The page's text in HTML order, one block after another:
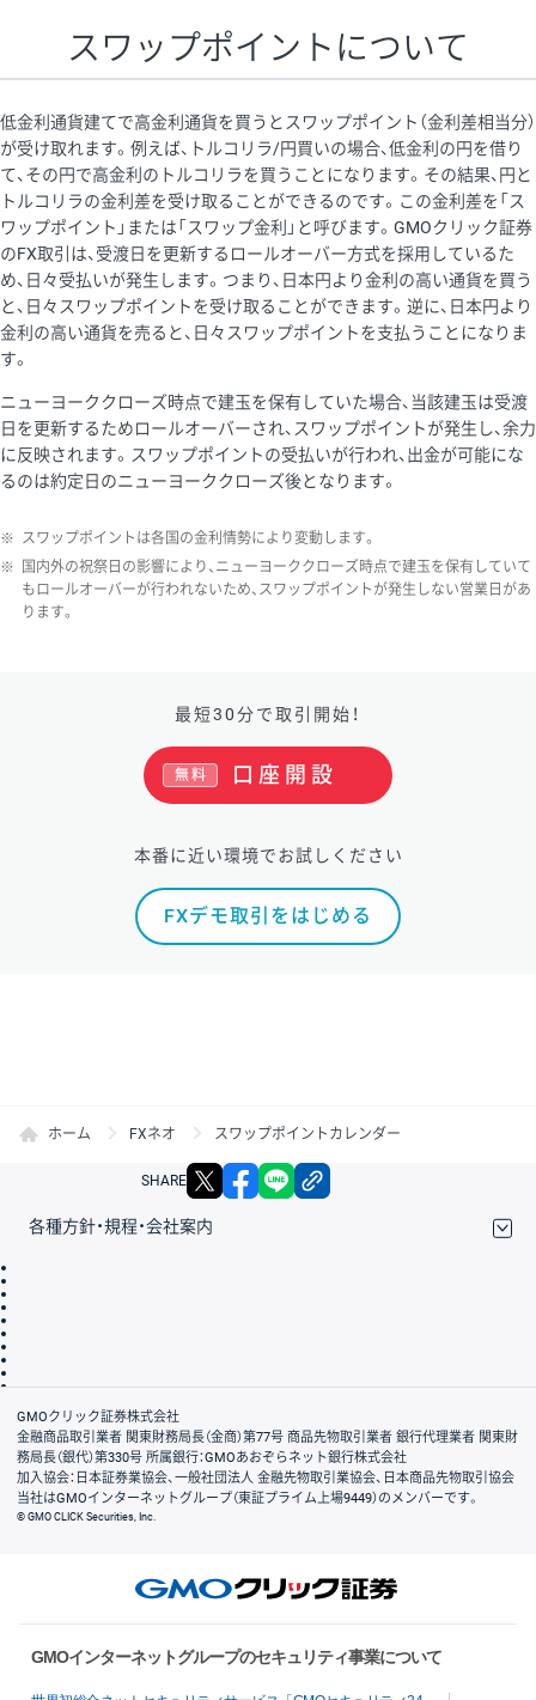
スワップポイントについて
低金利通貨建てで高金利通貨を買うとスワップポイント（金利差相当分）
が受け取れます。例えば、トルコリラ/円買いの場合、低金利の円を借り
て、その円で高金利のトルコリラを買うことになります。その結果、円と
トルコリラの金利差を受け取ることができるのです。この金利差を「ス
ワップポイント」または「スワップ金利」と呼びます。GMOクリック証券
のFX取引は、受渡日を更新するロールオーバー方式を採用しているた
め、日々受払いが発生します。つまり、日本円より金利の高い通貨を買う
と、日々スワップポイントを受け取ることができます。逆に、日本円より
金利の高い通貨を売ると、日々スワップポイントを支払うことになりま
す。
ニューヨーククローズ時点で建玉を保有していた場合、当該建玉は受渡
日を更新するためロールオーバーされ、スワップポイントが発生し、余力
に反映されます。スワップポイントの受払いが行われ、出金が可能にな
るのは約定日のニューヨーククローズ後となります。
※ スワップポイントは各国の金利情勢により変動します。
※
国内外の祝祭日の影響により、ニューヨーククローズ時点で建玉を保有していて
もロールオーバーが行われないため、スワップポイントが発生しない営業日があ
ります。
最短30分で取引開始！
口座開設
無料
本番に近い環境でお試しください
FXデモ取引をはじめる
ホーム FXネオ スワップポイントカレンダー
SHARE X facebook
各種方針・規程・会社案内
会社案内
GMOクリック証券株式会社
金融商品取引業者 関東財務局長（金商）第77号 商品先物取引業者 銀行代理業者 関東財
務局長（銀代）第330号 所属銀行：GMOあおぞらネット銀行株式会社
加入協会：日本証券業協会、一般社団法人 金融先物取引業協会、日本商品先物取引協会
当社はGMOインターネットグループ（東証プライム上場9449）のメンバーです。
© GMO CLICK Securities, Inc.
GMOインターネットグループのセキュリティ事業について